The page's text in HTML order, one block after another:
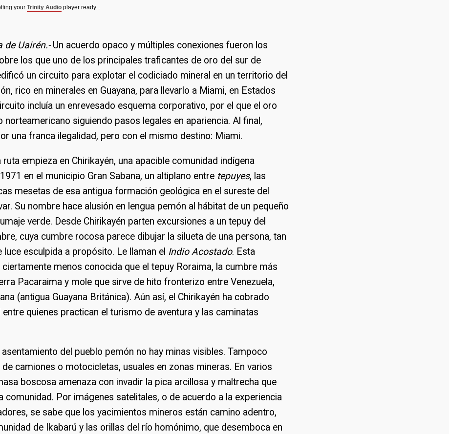
yourTrinity Audio player ready...
de Uairén.-Un acuerdo opaco y múltiples conexiones fueron los
los que uno de los principales traficantes de oro del sur de
un circuito para explotar el codiciado mineral en un territorio del
rico en minerales en Guayana, para llevarlo a Miami, en Estados
incluía un enrevesado esquema corporativo, por el que el oro
norteamericano siguiendo pasos legales en apariencia. Al final,
una franca ilegalidad, pero con el mismo destino: Miami.
ruta empieza en Chirikayén, una apacible comunidad indígena
en el municipio Gran Sabana, un altiplano entre tepuyes, las
mesetas de esa antigua formación geológica en el sureste del
Su nombre hace alusión en lengua pemón al hábitat de un pequeño
verde. Desde Chirikayén parten excursiones a un tepuy del
cuya cumbre rocosa parece dibujar la silueta de una persona, tan
luce esculpida a propósito. Le llaman el Indio Acostado. Esta
menos conocida que el tepuy Roraima, la cumbre más
Pacaraima y mole que sirve de hito fronterizo entre Venezuela,
(antigua Guayana Británica). Aún así, el Chirikayén ha cobrado
quienes practican el turismo de aventura y las caminatas
asentamiento del pueblo pemón no hay minas visibles. Tampoco
camiones o motocicletas, usuales en zonas mineras. En varios
boscosa amenaza con invadir la pica arcillosa y maltrecha que
comunidad. Por imágenes satelitales, o de acuerdo a la experiencia
se sabe que los yacimientos mineros están camino adentro,
de Ikabarú y las orillas del río homónimo, que desemboca en